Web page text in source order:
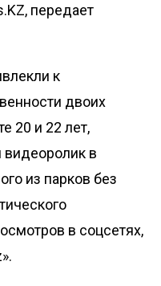
передает
к
двоих
20 и 22 лет,
в
из парков без
в соцсетях,
.